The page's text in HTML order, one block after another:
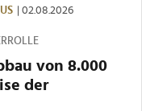
| 02.08.2026
von 8.000
der